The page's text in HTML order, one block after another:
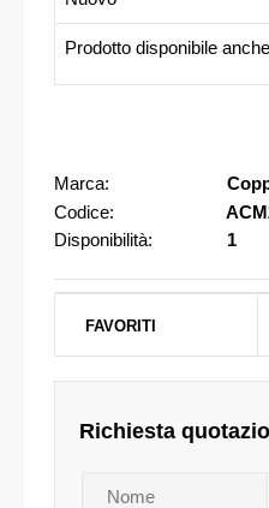
Prodotto disponibile
Marca:
Codice:
Disponibilità:
1
FAVORITI
Richiesta